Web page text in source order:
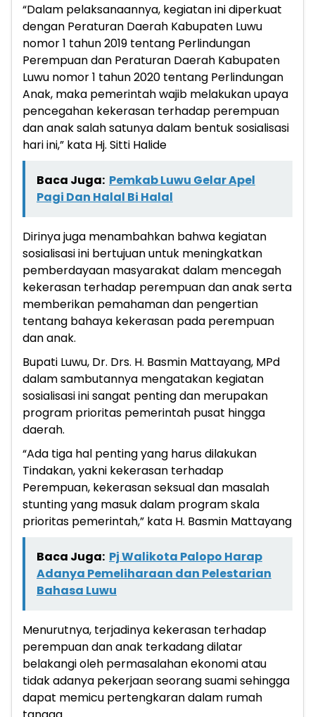
“Dalam pelaksanaannya, kegiatan ini diperkuat
dengan Peraturan Daerah Kabupaten Luwu
nomor 1 tahun 2019 tentang Perlindungan
Perempuan dan Peraturan Daerah Kabupaten
Luwu nomor 1 tahun 2020 tentang Perlindungan
Anak, maka pemerintah wajib melakukan upaya
pencegahan kekerasan terhadap perempuan
dan anak salah satunya dalam bentuk sosialisasi
hari ini,” kata Hj. Sitti Halide
Baca Juga: Pemkab Luwu Gelar Apel
Pagi Dan Halal Bi Halal
Dirinya juga menambahkan bahwa kegiatan
sosialisasi ini bertujuan untuk meningkatkan
pemberdayaan masyarakat dalam mencegah
kekerasan terhadap perempuan dan anak serta
memberikan pemahaman dan pengertian
tentang bahaya kekerasan pada perempuan
dan anak.
Bupati Luwu, Dr. Drs. H. Basmin Mattayang, MPd
dalam sambutannya mengatakan kegiatan
sosialisasi ini sangat penting dan merupakan
program prioritas pemerintah pusat hingga
daerah.
“Ada tiga hal penting yang harus dilakukan
Tindakan, yakni kekerasan terhadap
Perempuan, kekerasan seksual dan masalah
stunting yang masuk dalam program skala
prioritas pemerintah,” kata H. Basmin Mattayang
Baca Juga: Pj Walikota Palopo Harap
Adanya Pemeliharaan dan Pelestarian
Bahasa Luwu
Menurutnya, terjadinya kekerasan terhadap
perempuan dan anak terkadang dilatar
belakangi oleh permasalahan ekonomi atau
tidak adanya pekerjaan seorang suami sehingga
dapat memicu pertengkaran dalam rumah